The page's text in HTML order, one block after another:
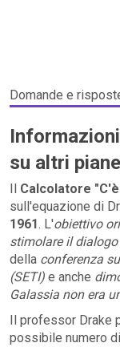
Domande e
su altri
Il Calcolatore
sull'equazione di
1961. L'obiettivo
stimolare il
della conferenza
(SETI) e anche
Galassia non era
Il professor Drake
possibile numero